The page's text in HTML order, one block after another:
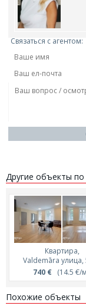
Связаться с агентом:
Другие объекты по
Квартира,
Valdemāra улица,
740 €(14.5 €/
Похожие объекты